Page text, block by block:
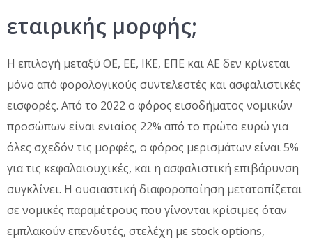
εταιρικής μορφής;
Η επιλογή μεταξύ ΟΕ, ΕΕ, ΙΚΕ, ΕΠΕ και ΑΕ δεν κρίνεται
μόνο από φορολογικούς συντελεστές και ασφαλιστικές
εισφορές. Από το 2022 ο φόρος εισοδήματος νομικών
προσώπων είναι ενιαίος 22% από το πρώτο ευρώ για
όλες σχεδόν τις μορφές, ο φόρος μερισμάτων είναι 5%
για τις κεφαλαιουχικές, και η ασφαλιστική επιβάρυνση
συγκλίνει. Η ουσιαστική διαφοροποίηση μετατοπίζεται
σε νομικές παραμέτρους που γίνονται κρίσιμες όταν
εμπλακούν επενδυτές, στελέχη με stock options,